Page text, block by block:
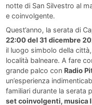
notte di San Silvestro al
e coinvolgente.
Quest’anno, la serata di
22:00 del 31 dicembre
il luogo simbolo della
località balneare. A fare
grande palco con Radio
un’esperienza
familiari durante la serata
set coinvolgenti, musica